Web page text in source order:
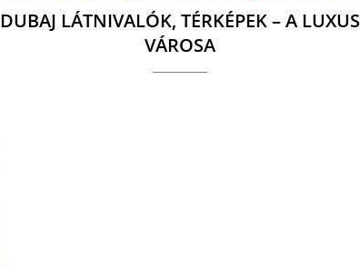
DUBAJ LÁTNIVALÓK, TÉRKÉPEK – A LUXUS
VÁROSA